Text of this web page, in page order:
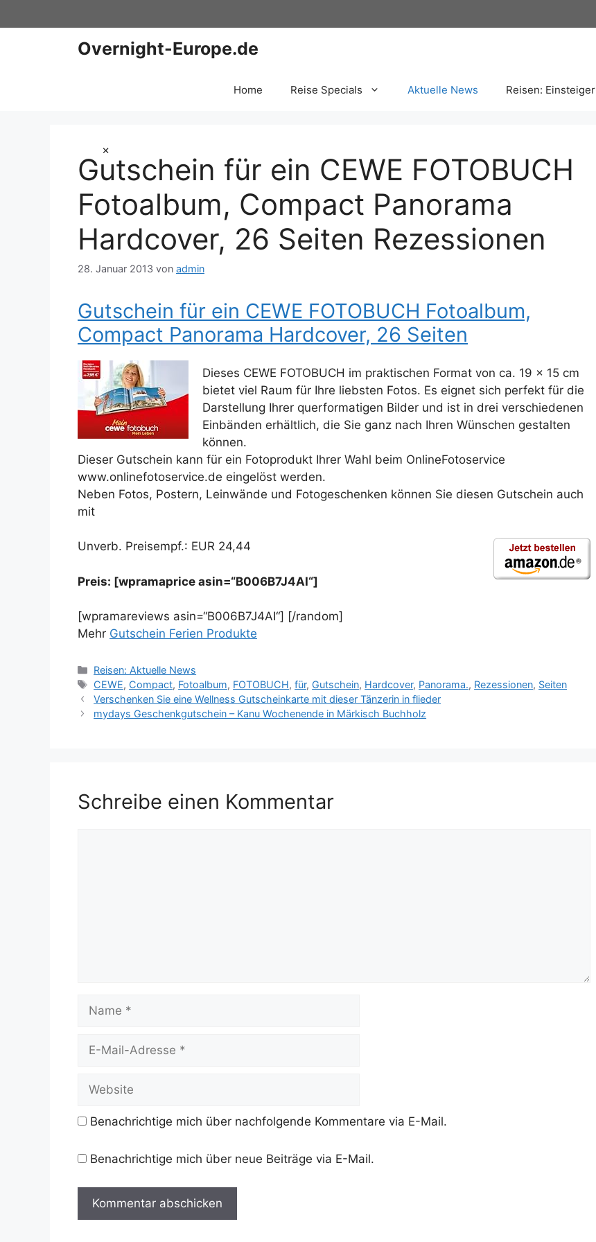
×
Inhalt
Overnight-Europe.de
Home Reise Specials Aktuelle News Reisen: Einsteiger
Gutschein für ein CEWE FOTOBUCH
Fotoalbum, Compact Panorama
Hardcover, 26 Seiten Rezessionen
28. Januar 2013 von admin
Gutschein für ein CEWE FOTOBUCH Fotoalbum,
Compact Panorama Hardcover, 26 Seiten
Dieses CEWE FOTOBUCH im praktischen Format von ca. 19 x 15 cm
bietet viel Raum für Ihre liebsten Fotos. Es eignet sich perfekt für die
Darstellung Ihrer querformatigen Bilder und ist in drei verschiedenen
Einbänden erhältlich, die Sie ganz nach Ihren Wünschen gestalten
können.
Dieser Gutschein kann für ein Fotoprodukt Ihrer Wahl beim OnlineFotoservice
www.onlinefotoservice.de eingelöst werden.
Neben Fotos, Postern, Leinwände und Fotogeschenken können Sie diesen Gutschein auch
mit
Unverb. Preisempf.: EUR 24,44
Preis: [wpramaprice asin=“B006B7J4AI“]
[wpramareviews asin=“B006B7J4AI“] [/random]
Mehr Gutschein Ferien Produkte
Kategorien
Reisen: Aktuelle News
Schlagwörter
CEWE, Compact, Fotoalbum, FOTOBUCH,für, Gutschein, Hardcover, Panorama., Rezessionen, Seiten
Verschenken Sie eine Wellness Gutscheinkarte mit dieser Tänzerin in flieder
mydays Geschenkgutschein – Kanu Wochenende in Märkisch Buchholz
Schreibe einen Kommentar
Name
Website
Benachrichtige mich über nachfolgende Kommentare via E-Mail.
Benachrichtige mich über neue Beiträge via E-Mail.